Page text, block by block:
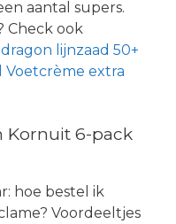
aantal supers.
Check ook
lijnzaad 50+
Voetcrème extra
Kornuit 6-pack
hoe bestel ik
Voordeeltjes